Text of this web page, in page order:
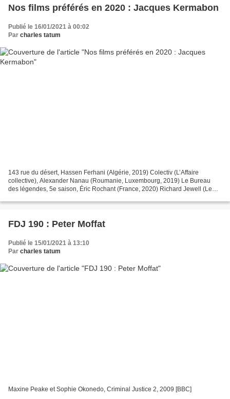
Nos films préférés en 2020 : Jacques Kermabon
Publié le 16/01/2021 à 00:02
Par charles tatum
143 rue du désert, Hassen Ferhani (Algérie, 2019) Colectiv (L’Affaire
collective), Alexander Nanau (Roumanie, Luxembourg, 2019) Le Bureau
des légendes, 5e saison, Éric Rochant (France, 2020) Richard Jewell (Le
FDJ 190 : Peter Moffat
Publié le 15/01/2021 à 13:10
Par charles tatum
Maxine Peake et Sophie Okonedo, Criminal Justice 2, 2009 [BBC]